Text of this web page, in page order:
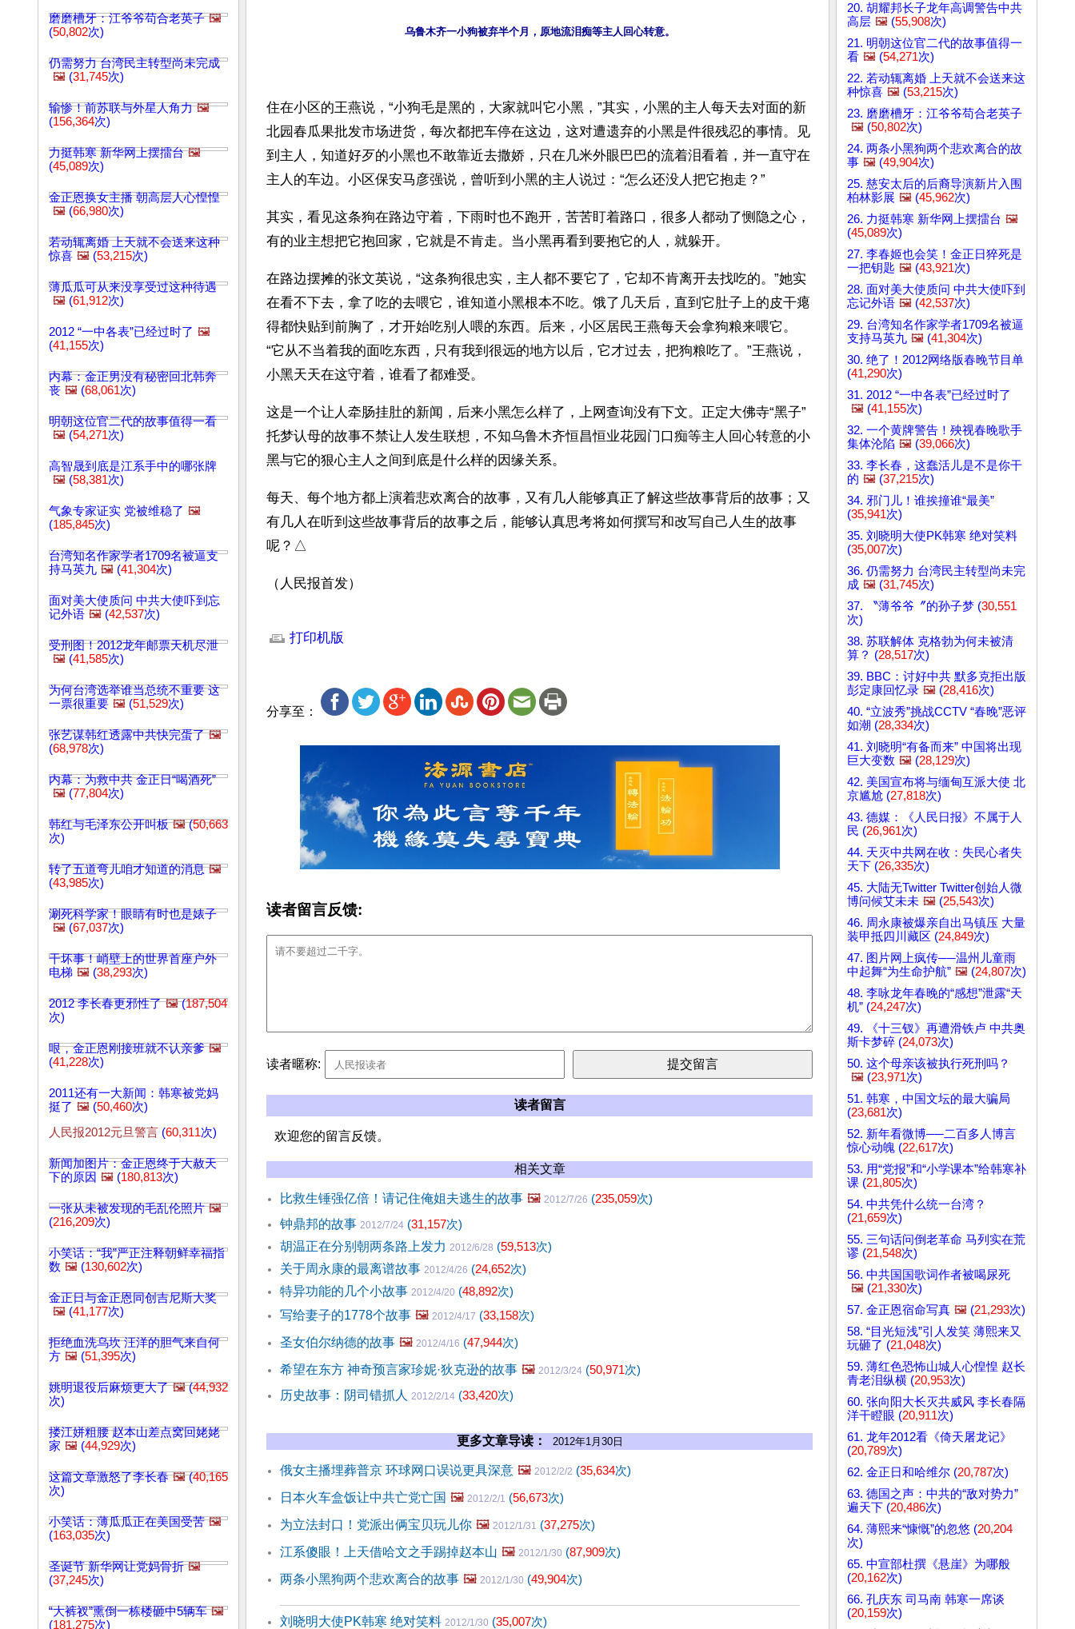
磨磨槽牙：江爷爷苟合老英子 🖼️
(50,802次)
仍需努力 台湾民主转型尚未完成
🖼️ (31,745次)
输惨！前苏联与外星人角力 🖼️
(156,364次)
力挺韩寒 新华网上摆擂台 🖼️
(45,089次)
金正恩换女主播 朝高层人心惶惶
🖼️ (66,980次)
若动辄离婚 上天就不会送来这种
惊喜 🖼️ (53,215次)
薄瓜瓜可从来没享受过这种待遇
🖼️ (61,912次)
2012 “一中各表”已经过时了 🖼️
(41,155次)
内幕：金正男没有秘密回北韩奔
丧 🖼️ (68,061次)
明朝这位官二代的故事值得一看
🖼️ (54,271次)
高智晟到底是江系手中的哪张牌
🖼️ (58,381次)
气象专家证实 党被维稳了 🖼️
(185,845次)
台湾知名作家学者1709名被逼支
持马英九 🖼️ (41,304次)
面对美大使质问 中共大使吓到忘
记外语 🖼️ (42,537次)
受刑图！2012龙年邮票天机尽泄
🖼️ (41,585次)
为何台湾选举谁当总统不重要 这
一票很重要 🖼️ (51,529次)
张艺谋韩红透露中共快完蛋了 🖼️
(68,978次)
内幕：为救中共 金正日“喝酒死”
🖼️ (77,804次)
韩红与毛泽东公开叫板 🖼️(50,663
次)
转了五道弯儿咱才知道的消息 🖼️
(43,985次)
涮死科学家！眼睛有时也是婊子
🖼️ (67,037次)
干坏事！峭壁上的世界首座户外
电梯 🖼️ (38,293次)
2012 李长春更邪性了 🖼️(187,504
次)
哏，金正恩刚接班就不认亲爹 🖼️
(41,228次)
2011还有一大新闻：韩寒被党妈
挺了 🖼️ (50,460次)
人民报2012元旦警言 (60,311次)
新闻加图片：金正恩终于大赦天
下的原因 🖼️ (180,813次)
一张从未被发现的毛乱伦照片 🖼️
(216,209次)
小笑话：“我”严正注释朝鲜幸福指
数 🖼️ (130,602次)
金正日与金正恩同创吉尼斯大奖
🖼️ (41,177次)
拒绝血洗乌坎 汪洋的胆气来自何
方 🖼️ (51,395次)
姚明退役后麻烦更大了 🖼️(44,932
次)
搂江姘粗腰 赵本山差点窝回姥姥
家 🖼️ (44,929次)
这篇文章激怒了李长春 🖼️(40,165
次)
小笑话：薄瓜瓜正在美国受苦 🖼️
(163,035次)
圣诞节 新华网让党妈骨折 🖼️
(37,245次)
“大裤衩”熏倒一栋楼砸中5辆车 🖼️
(181,275次)
乌鲁木齐一小狗被弃半个月，原地流泪痴等主人回心转意。
住在小区的王燕说，“小狗毛是黑的，大家就叫它小黑，”其实，小黑的主人每天去对面的新
北园春瓜果批发市场进货，每次都把车停在这边，这对遭遗弃的小黑是件很残忍的事情。见
到主人，知道好歹的小黑也不敢靠近去撒娇，只在几米外眼巴巴的流着泪看着，并一直守在
主人的车边。小区保安马彦强说，曾听到小黑的主人说过：“怎么还没人把它抱走？”
其实，看见这条狗在路边守着，下雨时也不跑开，苦苦盯着路口，很多人都动了恻隐之心，
有的业主想把它抱回家，它就是不肯走。当小黑再看到要抱它的人，就躲开。
在路边摆摊的张文英说，“这条狗很忠实，主人都不要它了，它却不肯离开去找吃的。”她实
在看不下去，拿了吃的去喂它，谁知道小黑根本不吃。饿了几天后，直到它肚子上的皮干瘪
得都快贴到前胸了，才开始吃别人喂的东西。后来，小区居民王燕每天会拿狗粮来喂它。
“它从不当着我的面吃东西，只有我到很远的地方以后，它才过去，把狗粮吃了。”王燕说，
小黑天天在这守着，谁看了都难受。
这是一个让人牵肠挂肚的新闻，后来小黑怎么样了，上网查询没有下文。正定大佛寺“黑子”
托梦认母的故事不禁让人发生联想，不知乌鲁木齐恒昌恒业花园门口痴等主人回心转意的小
黑与它的狠心主人之间到底是什么样的因缘关系。
每天、每个地方都上演着悲欢离合的故事，又有几人能够真正了解这些故事背后的故事；又
有几人在听到这些故事背后的故事之后，能够认真思考将如何撰写和改写自己人生的故事
呢？△
（人民报首发）
打印机版
分享至：
读者留言反馈:
读者暱称:
读者留言
欢迎您的留言反馈。
相关文章
比救生锤强亿倍！请记住俺姐夫逃生的故事 🖼️ 2012/7/26 (235,059次)
钟鼎邦的故事 2012/7/24 (31,157次)
胡温正在分别朝两条路上发力 2012/6/28 (59,513次)
关于周永康的最离谱故事 2012/4/26 (24,652次)
特异功能的几个小故事 2012/4/20 (48,892次)
写给妻子的1778个故事 🖼️ 2012/4/17 (33,158次)
圣女伯尔纳德的故事 🖼️ 2012/4/16 (47,944次)
希望在东方 神奇预言家珍妮·狄克逊的故事 🖼️ 2012/3/24 (50,971次)
历史故事：阴司错抓人 2012/2/14 (33,420次)
更多文章导读： 2012年1月30日
俄女主播埋葬普京 环球网口误说更具深意 🖼️ 2012/2/2 (35,634次)
日本火车盒饭让中共亡党亡国 🖼️ 2012/2/1 (56,673次)
为立法封口！党派出俩宝贝玩儿你 🖼️ 2012/1/31 (37,275次)
江系傻眼！上天借哈文之手踢掉赵本山 🖼️ 2012/1/30 (87,909次)
两条小黑狗两个悲欢离合的故事 🖼️ 2012/1/30 (49,904次)
刘晓明大使PK韩寒 绝对笑料 2012/1/30 (35,007次)
20. 胡耀邦长子龙年高调警告中共
高层 🖼️ (55,908次)
21. 明朝这位官二代的故事值得一
看 🖼️ (54,271次)
22. 若动辄离婚 上天就不会送来这
种惊喜 🖼️ (53,215次)
23. 磨磨槽牙：江爷爷苟合老英子
🖼️ (50,802次)
24. 两条小黑狗两个悲欢离合的故
事 🖼️ (49,904次)
25. 慈安太后的后裔导演新片入围
柏林影展 🖼️ (45,962次)
26. 力挺韩寒 新华网上摆擂台 🖼️
(45,089次)
27. 李春姬也会笑！金正日猝死是
一把钥匙 🖼️ (43,921次)
28. 面对美大使质问 中共大使吓到
忘记外语 🖼️ (42,537次)
29. 台湾知名作家学者1709名被逼
支持马英九 🖼️ (41,304次)
30. 绝了！2012网络版春晚节目单
(41,290次)
31. 2012 “一中各表”已经过时了
🖼️ (41,155次)
32. 一个黄牌警告！殃视春晚歌手
集体沦陷 🖼️ (39,066次)
33. 李长春，这蠢活儿是不是你干
的 🖼️ (37,215次)
34. 邪门儿！谁挨撞谁“最美”
(35,941次)
35. 刘晓明大使PK韩寒 绝对笑料
(35,007次)
36. 仍需努力 台湾民主转型尚未完
成 🖼️ (31,745次)
37. 〝薄爷爷〞的孙子梦 (30,551
次)
38. 苏联解体 克格勃为何未被清
算？ (28,517次)
39. BBC：讨好中共 默多克拒出版
彭定康回忆录 🖼️ (28,416次)
40. “立波秀”挑战CCTV “春晚”恶评
如潮 (28,334次)
41. 刘晓明“有备而来” 中国将出现
巨大变数 🖼️ (28,129次)
42. 美国宣布将与缅甸互派大使 北
京尴尬 (27,818次)
43. 德媒：《人民日报》不属于人
民 (26,961次)
44. 天灭中共网在收：失民心者失
天下 (26,335次)
45. 大陆无Twitter Twitter创始人微
博问候艾未未 🖼️ (25,543次)
46. 周永康被爆亲自出马镇压 大量
装甲抵四川藏区 (24,849次)
47. 图片网上疯传──温州儿童雨
中起舞“为生命护航” 🖼️ (24,807次)
48. 李咏龙年春晚的“感想”泄露“天
机” (24,247次)
49. 《十三钗》再遭滑铁卢 中共奥
斯卡梦碎 (24,073次)
50. 这个母亲该被执行死刑吗？
🖼️ (23,971次)
51. 韩寒，中国文坛的最大骗局
(23,681次)
52. 新年看微博──二百多人博言
惊心动魄 (22,617次)
53. 用“党报”和“小学课本”给韩寒补
课 (21,805次)
54. 中共凭什么统一台湾？
(21,659次)
55. 三句话问倒老革命 马列实在荒
谬 (21,548次)
56. 中共国国歌词作者被喝尿死
🖼️ (21,330次)
57. 金正恩宿命写真 🖼️ (21,293次)
58. “目光短浅”引人发笑 薄熙来又
玩砸了 (21,048次)
59. 薄红色恐怖山城人心惶惶 赵长
青老泪纵横 (20,953次)
60. 张向阳大长灭共威风 李长春隔
洋干瞪眼 (20,911次)
61. 龙年2012看《倚天屠龙记》
(20,789次)
62. 金正日和哈维尔 (20,787次)
63. 德国之声：中共的“敌对势力”
遍天下 (20,486次)
64. 薄熙来“慷慨”的忽悠 (20,204
次)
65. 中宣部杜撰《悬崖》为哪般
(20,162次)
66. 孔庆东 司马南 韩寒一席谈
(20,159次)